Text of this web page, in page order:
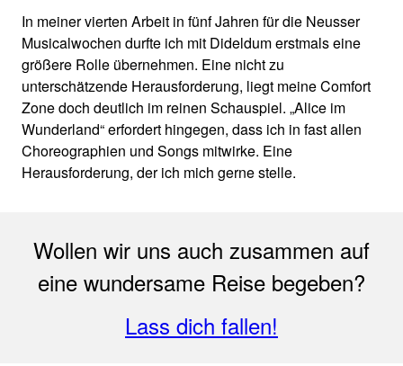
In meiner vierten Arbeit in fünf Jahren für die Neusser
Musicalwochen durfte ich mit Dideldum erstmals eine
größere Rolle übernehmen. Eine nicht zu
unterschätzende Herausforderung, liegt meine Comfort
Zone doch deutlich im reinen Schauspiel. „Alice im
Wunderland“ erfordert hingegen, dass ich in fast allen
Choreographien und Songs mitwirke. Eine
Herausforderung, der ich mich gerne stelle.
Wollen wir uns auch zusammen auf
eine wundersame Reise begeben?
Lass dich fallen!